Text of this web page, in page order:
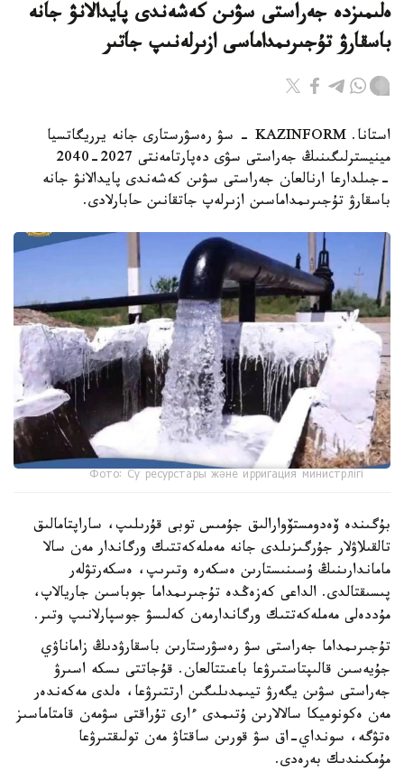
ەلىمىزدە جەراستى سۋىن كەشەندى پايدالانۋ جانە
باسقارۋ تۇجىرىمداماسى ازىرلەنىپ جاتىر
استانا. KAZINFORM - سۋ رەسۋرستارى جانە يرريگاتسيا
مينيسترلىگىنىڭ جەراستى سۋى دەپارتامەنتى 2027-2040
-جىلدارعا ارنالعان جەراستى سۋىن كەشەندى پايدالانۋ جانە
باسقارۋ تۇجىرىمداماسىن ازىرلەپ جاتقانىن حابارلادى.
Фото: Су ресурстары және ирригация министрлігі
بۇگىندە ۆەدومستۆوارالىق جۇمىس توبى قۇرىلىپ، ساراپتامالىق
تالقىلاۋلار جۇرگىزىلدى جانە مەملەكەتتىك ورگاندار مەن سالا
ماماندارىنىڭ ۇسىنىستارىن ەسكەرە وتىرىپ، ەسكەرتۋلەر
پىسىقتالدى. الداعى كەزەڭدە تۇجىرىمداما جوباسىن جاريالاپ،
مۇددەلى مەملەكەتتىك ورگاندارمەن كەلىسۋ جوسپارلانىپ وتىر.
تۇجىرىمداما جەراستى سۋ رەسۋرستارىن باسقارۋدىڭ زاماناۋي
جۇيەسىن قالىپتاستىرۋعا باعىتتالعان. قۇجاتتى ىسكە اسىرۋ
جەراستى سۋىن يگەرۋ تيىمدىلىگىن ارتتىرۋعا، ەلدى مەكەندەر
مەن ەكونوميكا سالالارىن ۇتىمدى ءارى تۇراقتى سۋمەن قامتاماسىز
ەتۋگە، سونداي-اق سۋ قورىن ساقتاۋ مەن تولىقتىرۋعا
مۇمكىندىك بەرەدى.